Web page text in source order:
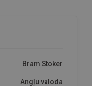
Bram Stoker
Angļu valoda